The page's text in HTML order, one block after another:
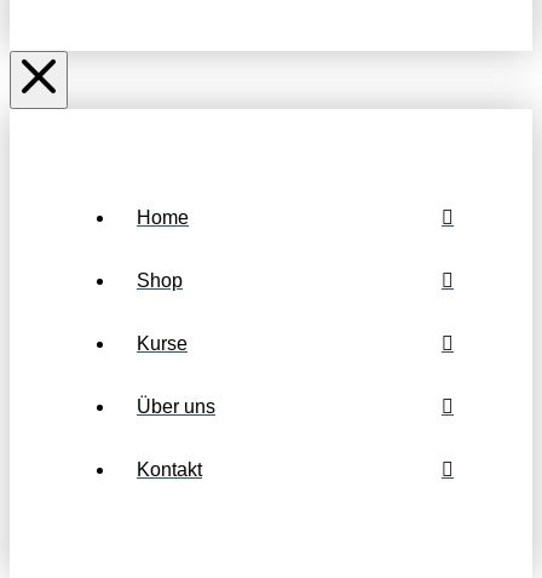
Home
Shop
Kurse
Über uns
Kontakt